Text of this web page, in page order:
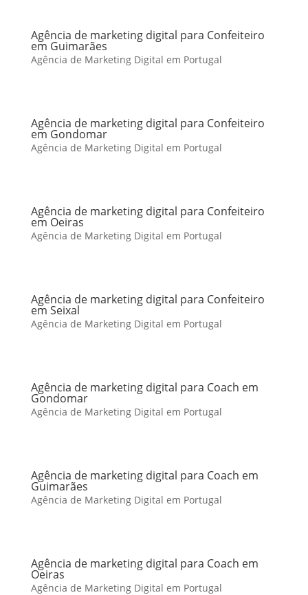
Agência de marketing digital para Confeiteiro
em Guimarães
Agência de Marketing Digital em Portugal
Agência de marketing digital para Confeiteiro
em Gondomar
Agência de Marketing Digital em Portugal
Agência de marketing digital para Confeiteiro
em Oeiras
Agência de Marketing Digital em Portugal
Agência de marketing digital para Confeiteiro
em Seixal
Agência de Marketing Digital em Portugal
Agência de marketing digital para Coach em
Gondomar
Agência de Marketing Digital em Portugal
Agência de marketing digital para Coach em
Guimarães
Agência de Marketing Digital em Portugal
Agência de marketing digital para Coach em
Oeiras
Agência de Marketing Digital em Portugal